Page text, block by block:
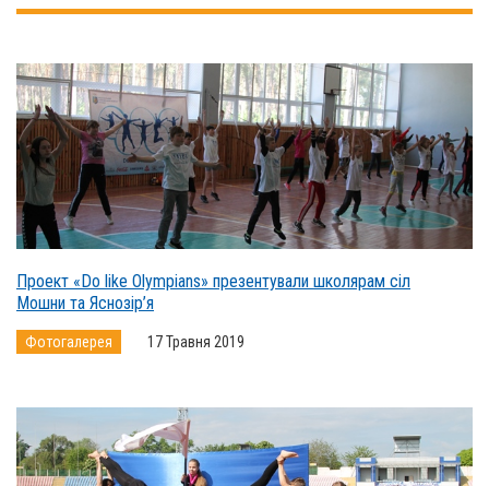
Проект «Do like Olympians» презентували школярам сіл
Мошни та Яснозір’я
Фотогалерея 17 Травня 2019